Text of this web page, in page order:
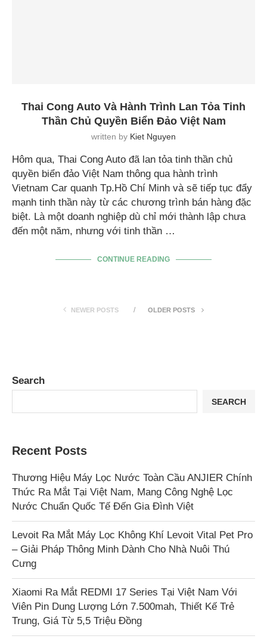
Thai Cong Auto Và Hành Trình Lan Tỏa Tinh
Thần Chủ Quyền Biển Đảo Việt Nam
written by Kiet Nguyen
Hôm qua, Thai Cong Auto đã lan tỏa tinh thần chủ
quyền biển đảo Việt Nam thông qua hành trình
Vietnam Car quanh Tp.Hồ Chí Minh và sẽ tiếp tục đẩy
mạnh tinh thần này từ các chương trình bán hàng đặc
biệt. Là một doanh nghiệp dù chỉ mới thành lập chưa
đến một năm, nhưng với tinh thần …
CONTINUE READING
NEWER POSTS OLDER POSTS
Search
SEARCH
Recent Posts
Thương Hiệu Máy Lọc Nước Toàn Cầu ANJIER Chính
Thức Ra Mắt Tại Việt Nam, Mang Công Nghệ Lọc
Nước Chuẩn Quốc Tế Đến Gia Đình Việt
Levoit Ra Mắt Máy Lọc Không Khí Levoit Vital Pet Pro
– Giải Pháp Thông Minh Dành Cho Nhà Nuôi Thú
Cưng
Xiaomi Ra Mắt REDMI 17 Series Tại Việt Nam Với
Viên Pin Dung Lượng Lớn 7.500mah, Thiết Kế Trẻ
Trung, Giá Từ 5,5 Triệu Đồng